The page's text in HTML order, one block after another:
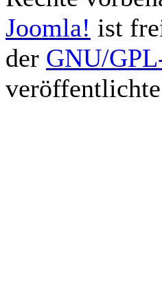
Joomla! ist
der GNU/